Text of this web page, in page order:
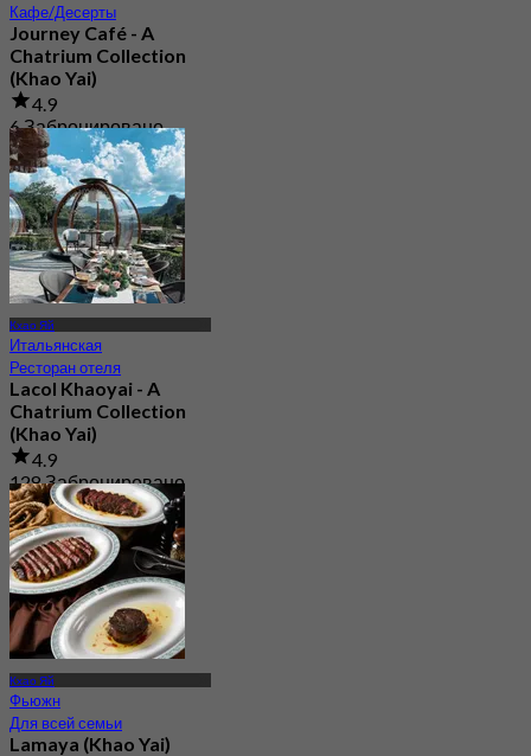
Кафе/Десерты
Journey Café - A
Chatrium Collection
(Khao Yai)
4.9
6 Забронировано
От ฿ 487.5
Кхао Яй
Итальянская
Ресторан отеля
Lacol Khaoyai - A
Chatrium Collection
(Khao Yai)
4.9
128 Забронировано
От฿ 1,500
Кхао Яй
Фьюжн
Для всей семьи
Lamaya (Khao Yai)